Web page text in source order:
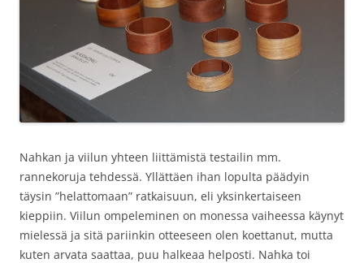
Nahkan ja viilun yhteen liittämistä testailin mm.
rannekoruja tehdessä. Yllättäen ihan lopulta päädyin
täysin ”helattomaan” ratkaisuun, eli yksinkertaiseen
kieppiin. Viilun ompeleminen on monessa vaiheessa käynyt
mielessä ja sitä pariinkin otteeseen olen koettanut, mutta
kuten arvata saattaa, puu halkeaa helposti. Nahka toi